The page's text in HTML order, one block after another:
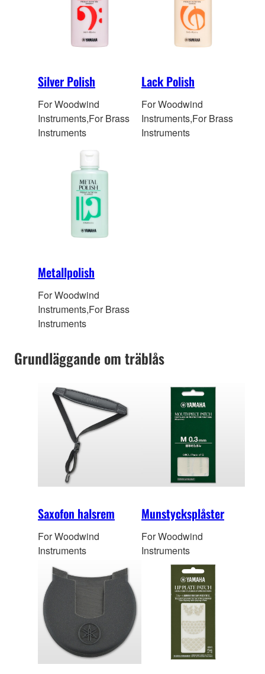
Silver Polish
For Woodwind
Instruments,For Brass
Instruments
Lack Polish
For Woodwind
Instruments,For Brass
Instruments
Metallpolish
For Woodwind
Instruments,For Brass
Instruments
Grundläggande om träblås
Saxofon halsrem
For Woodwind
Instruments
Munstycksplåster
For Woodwind
Instruments